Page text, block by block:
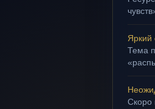
Яркий
Тема
Скоро